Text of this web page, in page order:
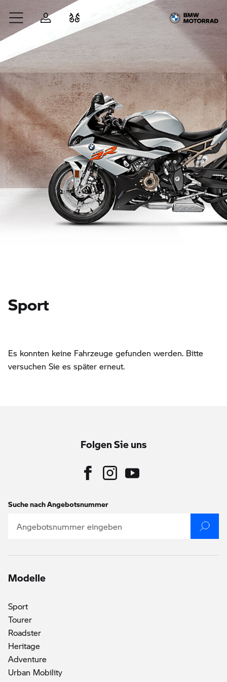
Zum Hauptinhalt springen
AnmeldenFahrzeugvergleich
Sport
Es konnten keine Fahrzeuge gefunden werden. Bitte
versuchen Sie es später erneut.
Folgen Sie uns
Suche nach Angebotsnummer
Modelle
Sport()
Tourer
Roadster
Heritage
Adventure
Urban Mobility